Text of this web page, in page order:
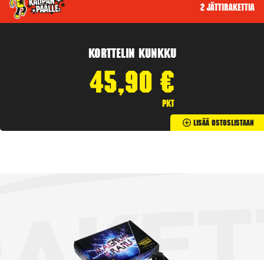
2 jättirakettia
Korttelin kunkku
45,90 €
pkt
Lisää Ostoslistaan